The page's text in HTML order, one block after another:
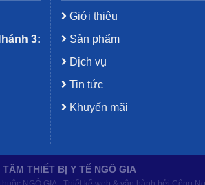
3:
Giới thiệu
Sản phẩm
Dịch vụ
Tin tức
Khuyến mãi
TÂM THIẾT BỊ Y TẾ NGÔ GIA